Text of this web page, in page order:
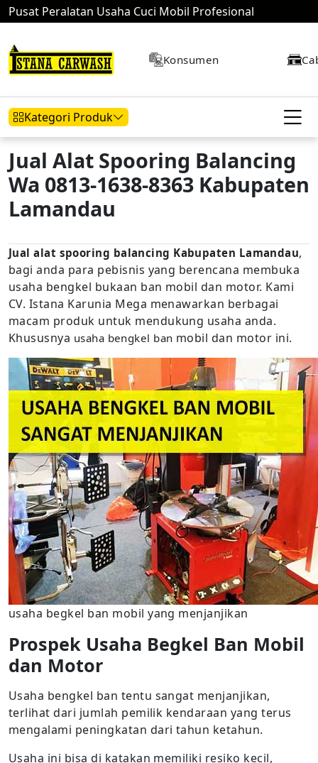
Pusat Peralatan Usaha Cuci Mobil Profesional
Konsumen
Kategori Produk
Hidrolik Mobil Hidrolik Motor Kompresor
Mesin Air
Jual Alat Spooring Balancing
Wa 0813-1638-8363 Kabupaten
Lamandau
Jual alat spooring balancing Kabupaten Lamandau,
bagi anda para pebisnis yang berencana membuka
usaha bengkel bukaan ban mobil dan motor. Kami
CV. Istana Karunia Mega menawarkan berbagai
macam produk untuk mendukung usaha anda.
Khususnya usaha bengkel ban mobil dan motor ini.
usaha begkel ban mobil yang menjanjikan
Prospek Usaha Begkel Ban Mobil
dan Motor
Usaha bengkel ban tentu sangat menjanjikan,
terlihat dari jumlah pemilik kendaraan yang terus
mengalami peningkatan dari tahun ketahun.
Usaha ini bisa di katakan memiliki resiko kecil,